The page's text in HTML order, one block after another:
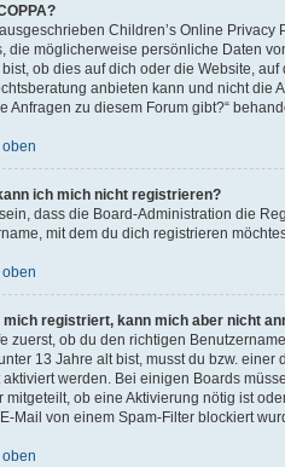
Children’s Online
die möglicherweise persönliche Daten
ob dies auf dich oder die Website,
anbieten kann und nicht die
Anfragen zu diesem Forum gibt?“
ich mich nicht registrieren?
dass die Board-Administration die
mit dem du dich registrieren
mich registriert, kann mich aber nicht
zuerst, ob du den richtigen
13 Jahre alt bist, musst du bzw.
werden. Bei einigen Boards
mitgeteilt, ob eine Aktivierung nötig ist
Mail von einem Spam-Filter blockiert